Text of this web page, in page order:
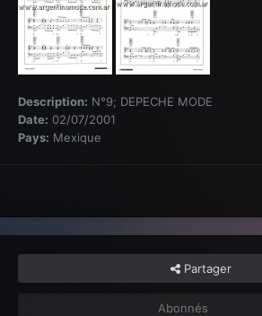
Description: N°9; DEPECHE MODE
Date: 02/07/2001
Pays: Mexique
Partager
Abonnés